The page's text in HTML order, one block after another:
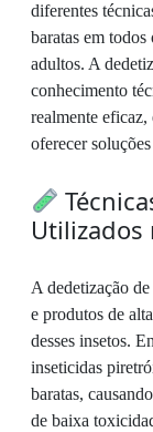
diferentes
baratas em todos
adultos. A
conhecimento
realmente eficaz,
oferecer
Utilizados
A dedetização
e produtos de
desses insetos.
inseticidas
baratas,
de baixa